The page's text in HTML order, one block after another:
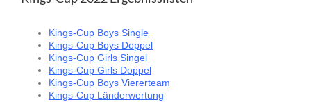
Kings-Cup Boys Single
Kings-Cup Boys Doppel
Kings-Cup Girls Singel
Kings-Cup Girls Doppel
Kings-Cup Boys Viererteam
Kings-Cup Länderwertung